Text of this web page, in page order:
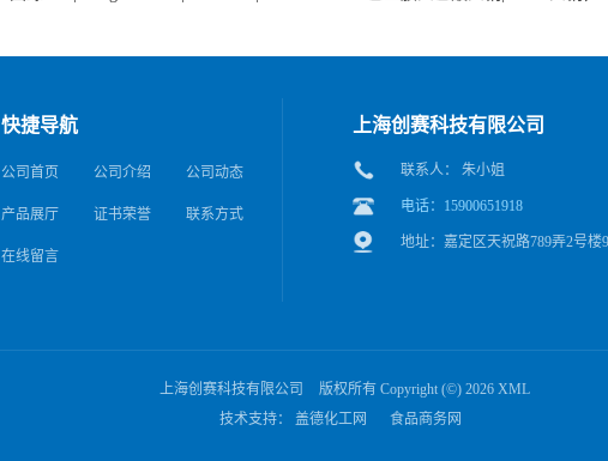
快捷导航
公司首页 公司介绍 公司动态
产品展厅 证书荣誉 联系方式
在线留言
上海创赛科技有限公司
联系人： 朱小姐
电话：15900651918
地址：嘉定区天祝路789弄2号楼
上海创赛科技有限公司 版权所有 Copyright (©) 2026 XML
技术支持： 盖德化工网 食品商务网